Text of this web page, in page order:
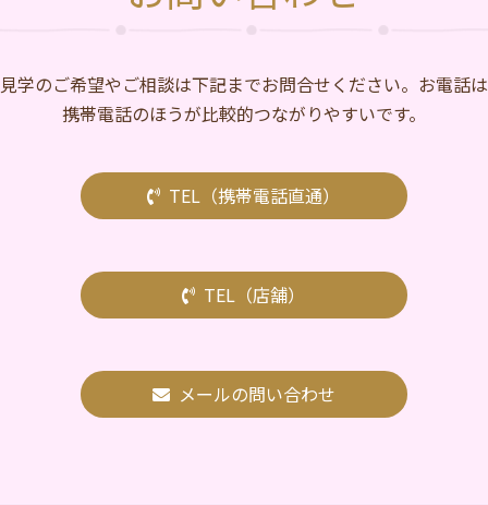
⾒学のご希望やご相談は下記までお問合せください。お電話は
携帯電話のほうが比較的つながりやすいです。
TEL（携帯電話直通）
TEL（店舗）
メールの問い合わせ